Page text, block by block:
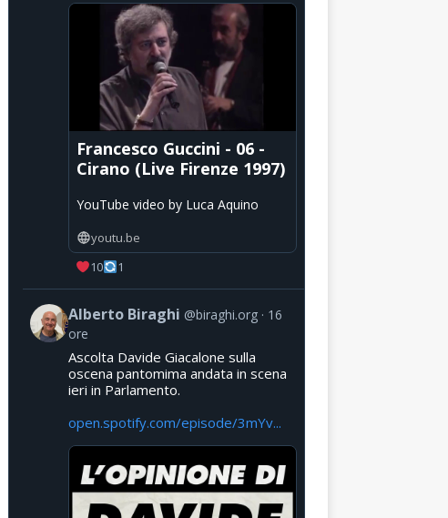
Francesco Guccini - 06 -
Cirano (Live Firenze 1997)
YouTube video by Luca Aquino
youtu.be
10
1
Alberto Biraghi @biraghi.org
16
ore
Ascolta Davide Giacalone sulla
oscena pantomima andata in scena
ieri in Parlamento.
open.spotify.com/episode/3mYv...